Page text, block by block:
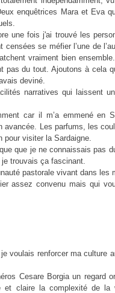
enquêtrices Mara et Eva
une fois j'ai trouvé les
se méfier l’une de
vraiment bien
du tout. Ajoutons à cela
deviné.
narratives qui laissent
car il m’a emmené en
avancée. Les parfums, les
pour visiter la Sardaigne.
que je ne connaissais pas
trouvais ça fascinant.
pastorale vivant dans les
assez convenu mais qui
voulais renforcer ma culture
Cesare Borgia un regard
claire la complexité de la